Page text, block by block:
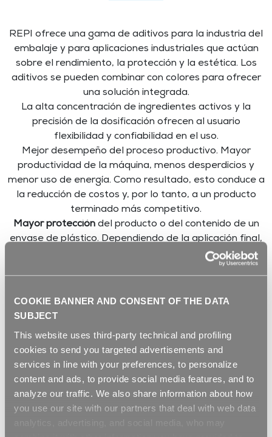
COOKIE BANNER AND CONSENT OF THE DATA
SUBJECT
This website uses third-party technical and profiling
cookies to send you targeted advertisements and
services in line with your preferences, to personalize
content and ads, to provide social media features, and to
analyze our traffic. We also share information about how
you use our site with our partners that deal with web data
REPI ofrece una gama de aditivos para la industria del
embalaje y para aplicaciones industriales que actúan
sobre el rendimiento, la protección y la estética. Los
aditivos se pueden combinar con colores para ofrecer
una solución integrada.
La alta concentración de ingredientes activos y la
precisión de la dosificación ofrecen al usuario
flexibilidad y confiabilidad en el uso.
Mejor desempeño del proceso productivo. Mayor
productividad de la máquina, menos desperdicios y
menor uso de energía. Como resultado, esto conduce a
la reducción de costos y, por lo tanto, a un producto
terminado más competitivo.
Mayor proteccióndel producto o del contenido de un
envase de plástico. Dependiendo de la aplicación final,
puede ser necesario proteger el producto del
envejecimiento por exposición a fenómenos
existe la necesidad de proteger su contenido, en
particular todos aquellos productos fotosensibles
índole.
Estética avanzada.Los aditivos líquidos REPI, solos o
en mezcla con colorantes líquidos, son capaces de dar
brillo y brillo al producto, evitando el amarillamento o
alteraciones de tono provocadas por la exposición a
fenómenos atmosféricos.